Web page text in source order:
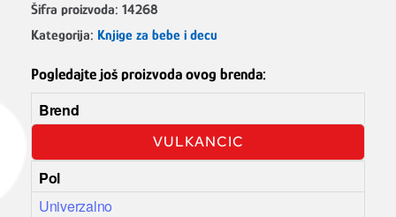
Šifra proizvoda: 14268
Kategorija: Knjige za bebe i decu
Pogledajte još proizvoda ovog brenda:
Brend
VULKANCIC
Pol
Univerzalno